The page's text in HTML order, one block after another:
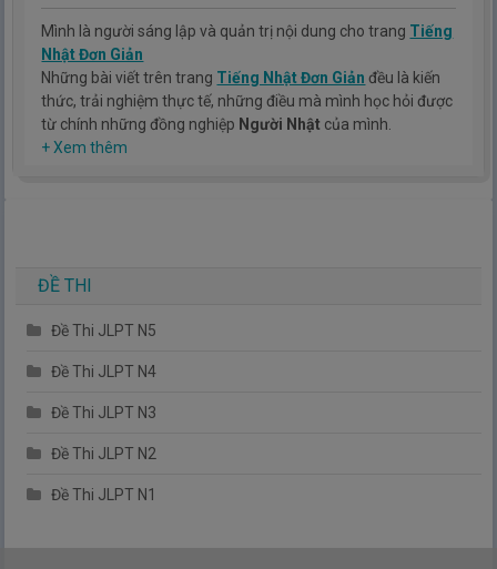
Mình là người sáng lập và quản trị nội dung cho trang Tiếng
Nhật Đơn Giản
Những bài viết trên trang Tiếng Nhật Đơn Giản đều là kiến
thức, trải nghiệm thực tế, những điều mà mình học hỏi được
từ chính những đồng nghiệp Người Nhật của mình.
Hy vọng rằng kinh nghiệm mà mình có được sẽ giúp các bạn
+ Xem thêm
ĐỀ THI
Đề Thi JLPT N5
Đề Thi JLPT N4
Đề Thi JLPT N3
Đề Thi JLPT N2
Đề Thi JLPT N1